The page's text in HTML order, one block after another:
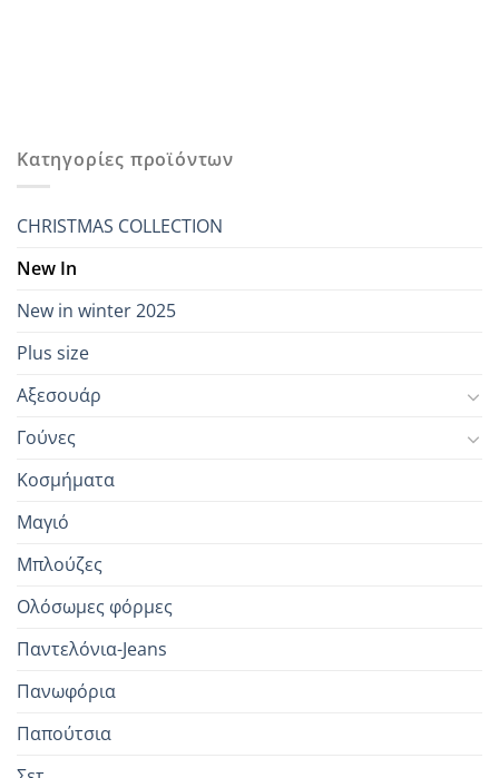
Κατηγορίες προϊόντων
CHRISTMAS COLLECTION
New In
New in winter 2025
Plus size
Αξεσουάρ
Γούνες
Κοσμήματα
Μαγιό
Μπλούζες
Ολόσωμες φόρμες
Παντελόνια-Jeans
Πανωφόρια
Παπούτσια